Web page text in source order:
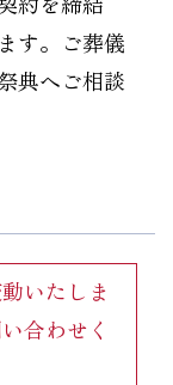
す。ご葬儀
典へご相談
いたしま
合わせく